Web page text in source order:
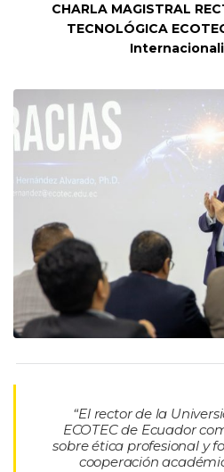
CHARLA MAGISTRAL
TECNOLÓGICA
“El rector de la
ECOTEC de Ecuador
sobre ética profesional y
cooperación